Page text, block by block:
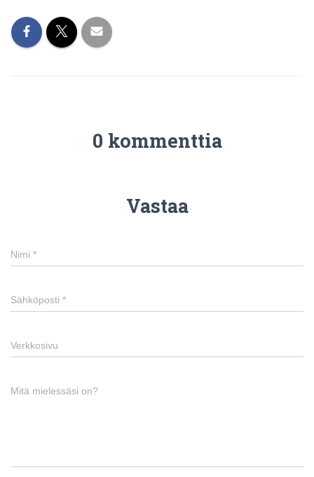
0 kommenttia
Vastaa
Nimi *
Sähköposti *
Verkkosivu
Mitä mielessäsi on?